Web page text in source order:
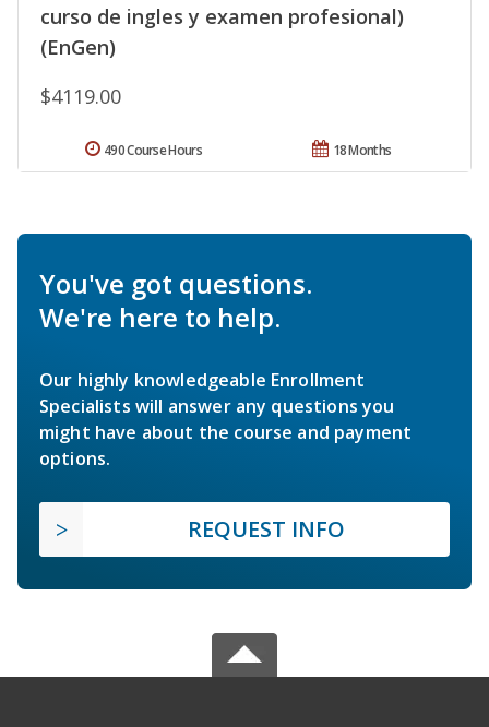
curso de ingles y examen profesional)
(EnGen)
$4119.00
18 Months
490 Course Hours
You've got questions.
We're here to help.
Our highly knowledgeable Enrollment
Specialists will answer any questions you
might have about the course and payment
options.
REQUEST INFO